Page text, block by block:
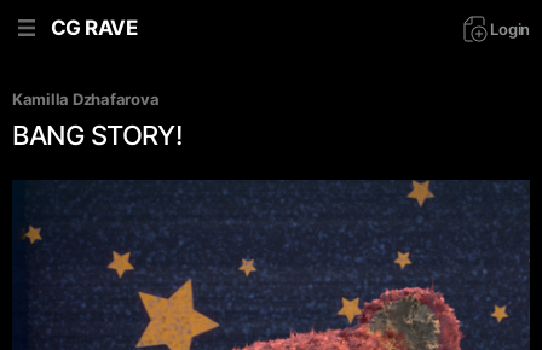
CG RAVE Login
Kamilla Dzhafarova
BANG STORY!